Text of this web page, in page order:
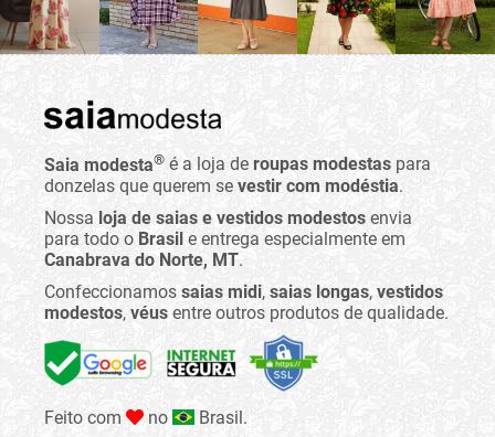
Saia modesta® é a loja de roupas modestas para
donzelas que querem se vestir com modéstia.
Nossa loja de saias e vestidos modestos envia
para todo o Brasil e entrega especialmente em
Canabrava do Norte, MT.
Confeccionamos saias midi, saias longas, vestidos
modestos, véus entre outros produtos de qualidade.
Feito com no
Brasil.